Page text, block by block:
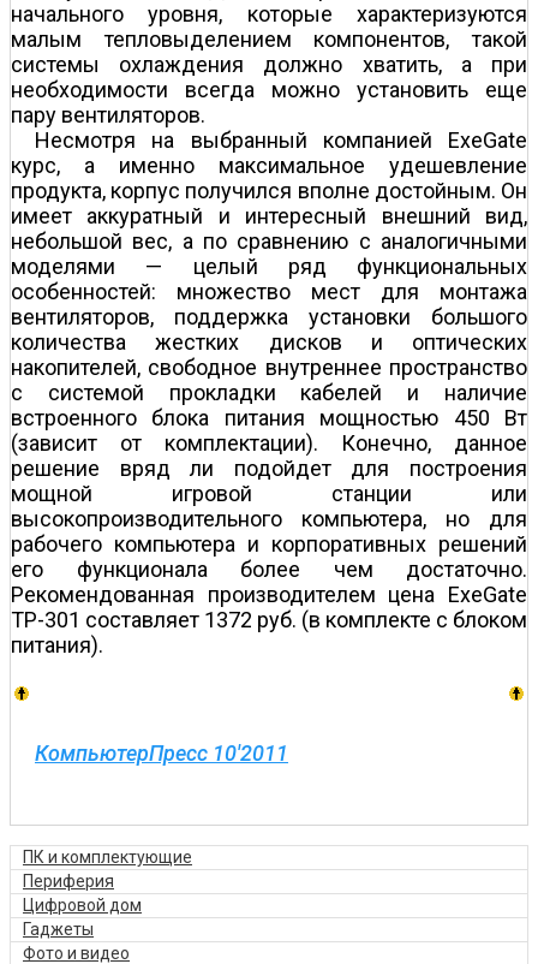
начального уровня, которые характеризуются
малым тепловыделением компонентов, такой
системы охлаждения должно хватить, а при
необходимости всегда можно установить еще
пару вентиляторов.
Несмотря на выбранный компанией ExeGate
курс, а именно максимальное удешевление
продукта, корпус получился вполне достойным. Он
имеет аккуратный и интересный внешний вид,
небольшой вес, а по сравнению с аналогичными
моделями — целый ряд функциональных
особенностей: множество мест для монтажа
вентиляторов, поддержка установки большого
количества жестких дисков и оптических
накопителей, свободное внутреннее пространство
с системой прокладки кабелей и наличие
встроенного блока питания мощностью 450 Вт
(зависит от комплектации). Конечно, данное
решение вряд ли подойдет для построения
мощной игровой станции или
высокопроизводительного компьютера, но для
рабочего компьютера и корпоративных решений
его функционала более чем достаточно.
Рекомендованная производителем цена ExeGate
TP-301 составляет 1372 руб. (в комплекте с блоком
питания).
КомпьютерПресс 10'2011
ПК и комплектующие
Периферия
Цифровой дом
Гаджеты
Фото и видео